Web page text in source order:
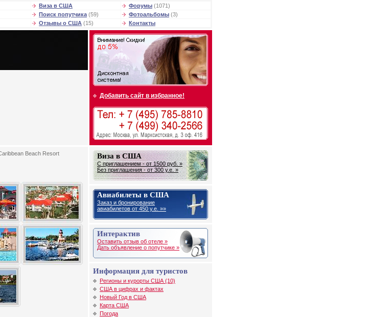
Виза в США Форумы (1071)
Поиск попутчика (59) Фотоальбомы (3)
Отзывы о США (15) Контакты
Добавить сайт в избранное!
Beach Resort Виза в США
С приглашением - от 1500 руб. »
Без приглашения - от 300 у.е. »
Авиабилеты в США
Заказ и бронирование
авиабилетов от 450 у.е. »»
Интерактив
Оставить отзыв об отеле »
Дать объявление о попутчике »
Информация для туристов
Регионы и курорты США (10)
США в цифрах и фактах
Новый Год в США
Карта США
Погода